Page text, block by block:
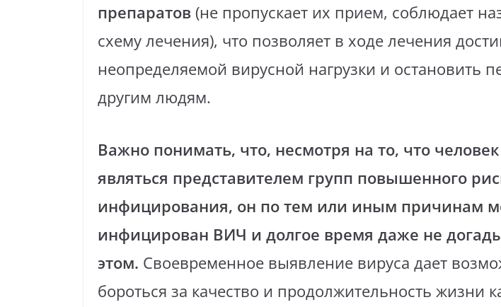
препаратов (не пропускает их прием, соблюдает
схему лечения), что позволяет в ходе лечения
неопределяемой вирусной нагрузки и остановить
другим людям.
Важно понимать, что, несмотря на то, что
являться представителем групп повышенного
инфицирования, он по тем или иным причинам
инфицирован ВИЧ и долгое время даже не
этом. Своевременное выявление вируса дает
бороться за качество и продолжительность жизни